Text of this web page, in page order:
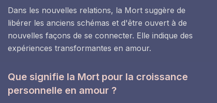
Dans les nouvelles relations, la Mort suggère de
libérer les anciens schémas et d'être ouvert à de
nouvelles façons de se connecter. Elle indique des
expériences transformantes en amour.
Que signifie la Mort pour la croissance
personnelle en amour ?